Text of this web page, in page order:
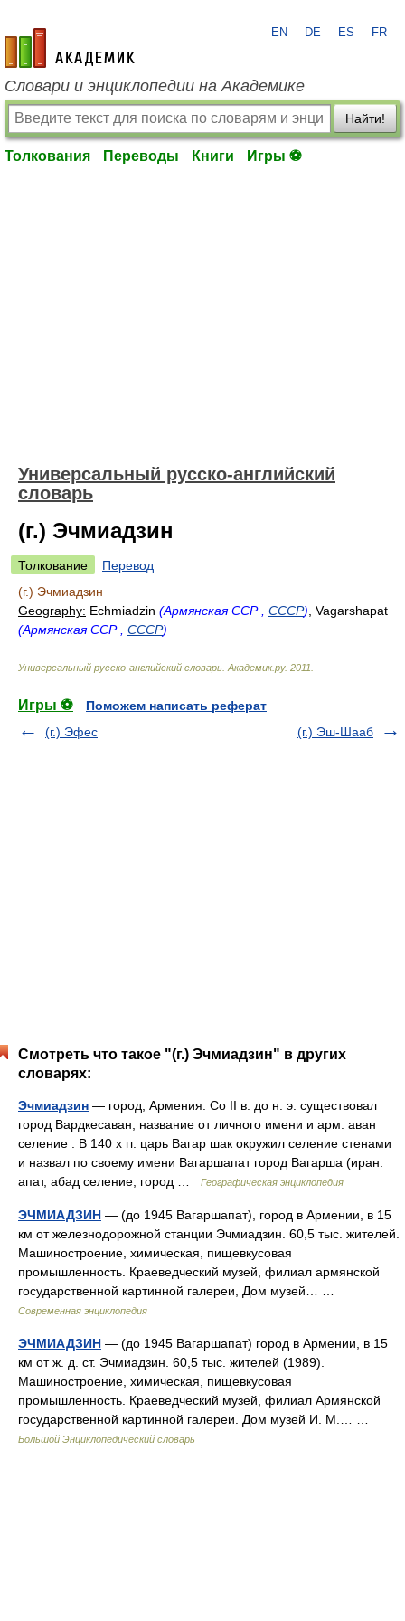
academic.ru
EN DE ES FR
Словари и энциклопедии на Академике
Найти!
Толкования Переводы Книги Игры ⚽
Универсальный русско-английский
словарь
(г.) Эчмиадзин
Толкование
Перевод
(г.) Эчмиадзин
Geography: Echmiadzin (Армянская ССР , СССР) , Vagarshapat
(Армянская ССР , СССР)
Универсальный русско-английский словарь Академик.ру. 2011
Игры ⚽
Поможем написать реферат
(г.) Эфес
(г.) Эш-Шааб
Смотреть что такое "(г.) Эчмиадзин" в других
словарях:
Эчмиадзин — город, Армения. Со II в. до н. э. существовал
город Вардкесаван; название от личного имени и арм. аван
селение . В 140 х гг. царь Вагар шак окружил селение стенами
и назвал по своему имени Вагаршапат город Вагарша (иран.
апат, абад селение, город …
Географическая энциклопедия
ЭЧМИАДЗИН — (до 1945 Вагаршапат), город в Армении, в 15
км от железнодорожной станции Эчмиадзин. 60,5 тыс. жителей.
Машиностроение, химическая, пищевкусовая
промышленность. Краеведческий музей, филиал армянской
государственной картинной галереи, Дом музей… …
Современная энциклопедия
ЭЧМИАДЗИН — (до 1945 Вагаршапат) город в Армении, в 15
км от ж. д. ст. Эчмиадзин. 60,5 тыс. жителей (1989).
Машиностроение, химическая, пищевкусовая
промышленность. Краеведческий музей, филиал Армянской
государственной картинной галереи. Дом музей И. М.… …
Большой Энциклопедический словарь